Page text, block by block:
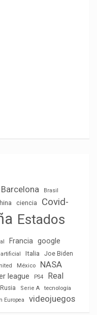
Barcelona
Brasil
ciencia
Covid-
Estados
Francia google
Italia Joe Biden
México NASA
league PS4
Real
Rusia Serie A
tecnología
Europea videojuegos